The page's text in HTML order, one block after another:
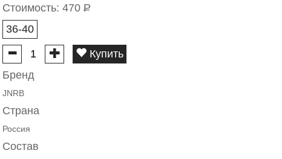
Стоимость: 470 Р
36-40
Купить
Бренд
JNRB
Страна
Россия
Состав